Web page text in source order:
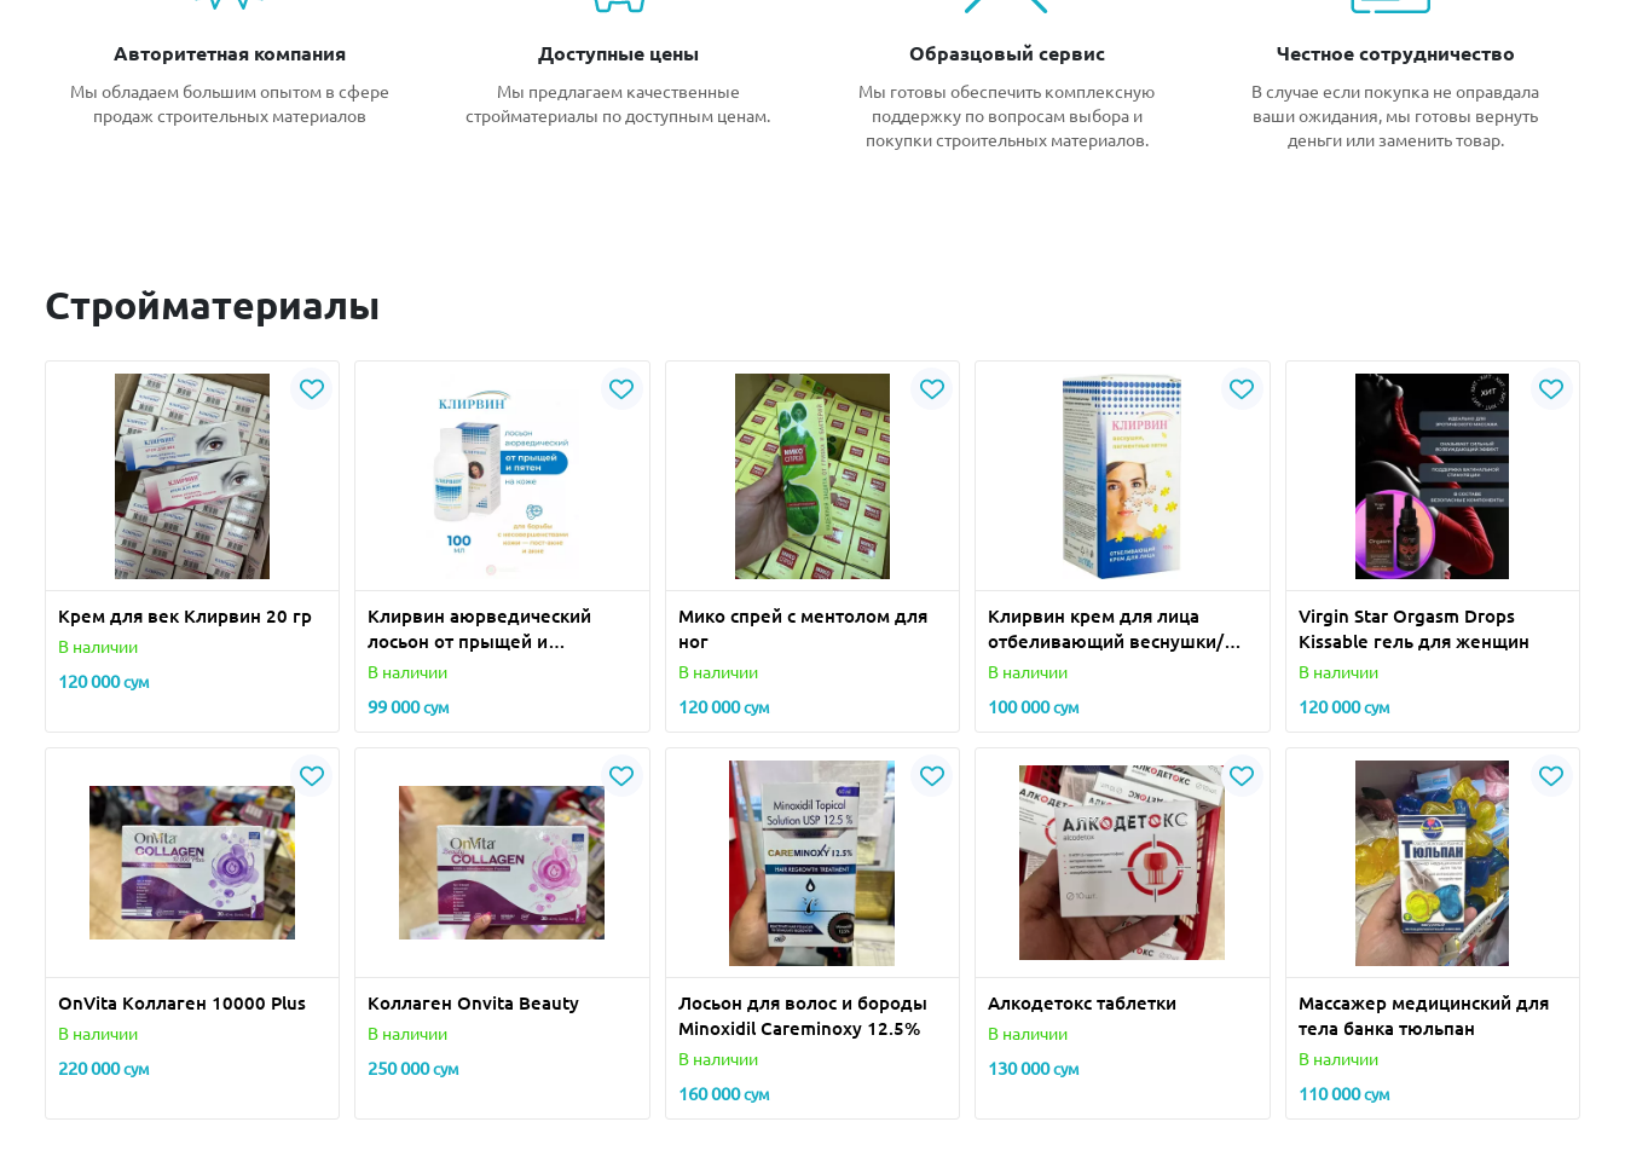
Стройматериалы
Крем для век Клирвин 20 гр
В наличии
120 000сум
Клирвин аюрведический
лосьон от прыщей и
пигментных пятен 100 мл
В наличии
99 000сум
Мико спрей с ментолом для
ног
В наличии
120 000сум
Клирвин крем для лица
отбеливающий веснушки/
пигментные пятна 100г
В наличии
100 000сум
Virgin Star Orgasm Drops
Kissable гель для женщин
В наличии
120 000сум
OnVita Коллаген 10000 Plus
В наличии
220 000сум
Kоллаген Onvita Beauty
В наличии
250 000сум
Лосьон для волос и бороды
Minoxidil Careminoxy 12.5%
В наличии
160 000сум
Алкодетокс таблетки
В наличии
130 000сум
Массажер медицинский для
тела банка тюльпан
В наличии
110 000сум
Авторитетная компания
Мы обладаем большим опытом в сфере
продаж строительных материалов
Доступные цены
Мы предлагаем качественные
стройматериалы по доступным ценам.
Образцовый сервис
Мы готовы обеспечить комплексную
поддержку по вопросам выбора и
покупки строительных материалов.
Честное сотрудничество
В случае если покупка не оправдала
ваши ожидания, мы готовы вернуть
деньги или заменить товар.